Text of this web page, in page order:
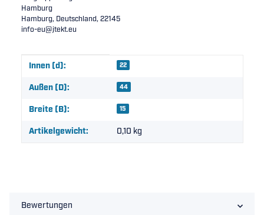
Hamburg
Hamburg, Deutschland, 22145
info-eu@jtekt.eu
Produkteigenschaft
Wert
Innen (d): 22
Außen (D): 44
Breite (B): 15
Artikelgewicht: 0,10 kg
Bewertungen